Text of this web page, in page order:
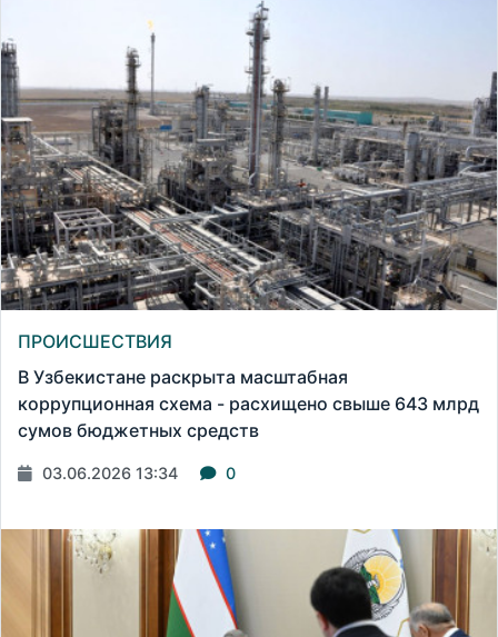
ПРОИСШЕСТВИЯ
В Узбекистане раскрыта масштабная
коррупционная схема - расхищено свыше 643 млрд
сумов бюджетных средств
03.06.2026 13:34 0